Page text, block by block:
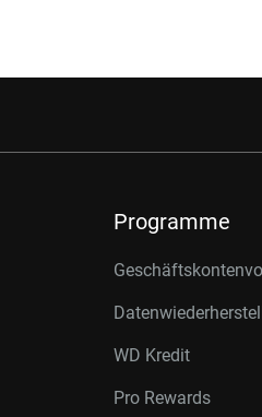
Programme
WD Kredit
Pro Rewards